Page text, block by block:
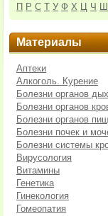
П Р С Т У Ф Х Ц Ч Ш
Материалы
Аптеки
Алкоголь. Курение
Болезни органов
Болезни органов
Болезни органов
Болезни почек и
Болезни системы
Вирусология
Витамины
Генетика
Гинекология
Гомеопатия